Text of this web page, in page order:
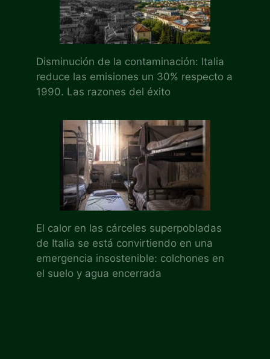
Disminución de la contaminación: Italia
reduce las emisiones un 30% respecto a
1990. Las razones del éxito
El calor en las cárceles superpobladas
de Italia se está convirtiendo en una
emergencia insostenible: colchones en
el suelo y agua encerrada